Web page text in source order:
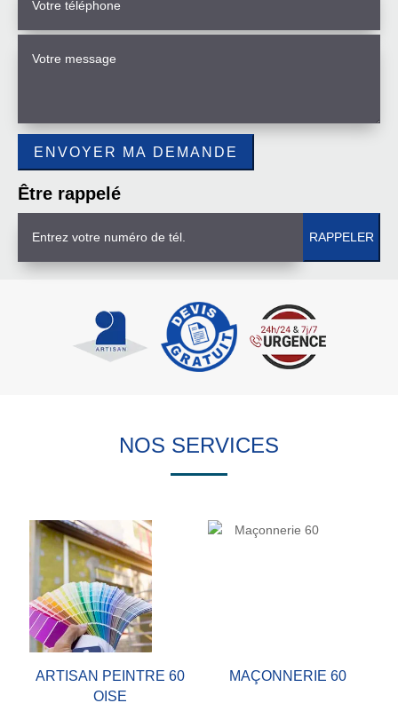
Être rappelé
NOS SERVICES
ARTISAN PEINTRE 60
OISE
MAÇONNERIE 60